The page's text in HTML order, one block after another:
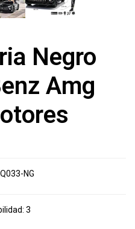
Negro
Amg
NG
3